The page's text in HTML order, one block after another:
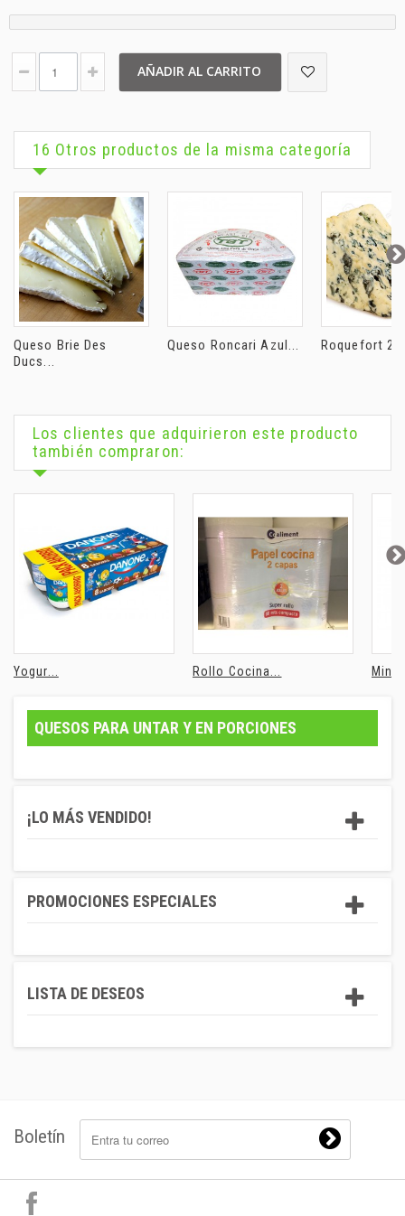
AÑADIR AL CARRITO
16 Otros productos de la misma categoría
Queso Brie Des
Ducs...
Queso Roncari Azul... Roquefort
Los clientes que adquirieron este producto
también compraron:
Yogur... Rollo Cocina...
QUESOS PARA UNTAR Y EN PORCIONES
¡LO MÁS VENDIDO!
PROMOCIONES ESPECIALES
LISTA DE DESEOS
Boletín